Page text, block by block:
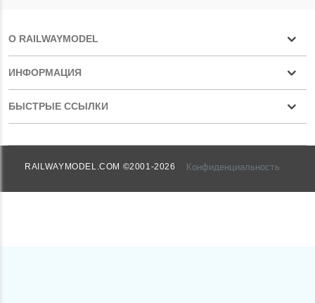
О RAILWAYMODEL
ИНФОРМАЦИЯ
БЫСТРЫЕ ССЫЛКИ
RAILWAYMODEL.COM ©2001-2026 Конфиденциальность